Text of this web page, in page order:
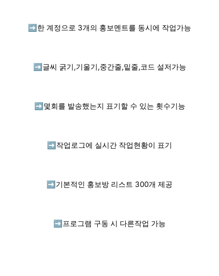
➡️ 한 계정으로 3개의 홍보멘트를 동시에 작업가능
➡️ 글씨 굵기,기울기,중간줄,밑줄,코드 설저가능
➡️ 몇회를 발송했는지 표기할 수 있는 횟수기능
➡️ 작업로그에 실시간 작업현황이 표기
➡️ 기본적인 홍보방 리스트 300개 제공
➡️ 프로그램 구동 시 다른작업 가능